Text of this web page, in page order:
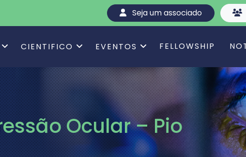
Seja um associado
CIENTIFICO EVENTOS FELLOWSHIP
Ocular – Pio